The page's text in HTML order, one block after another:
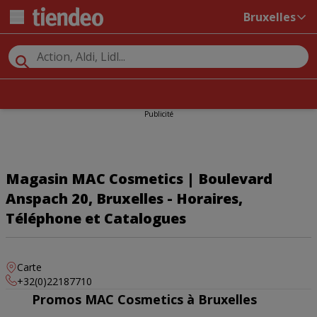
Bruxelles
Publicité
Magasin MAC Cosmetics | Boulevard
Anspach 20, Bruxelles - Horaires,
Téléphone et Catalogues
Carte
+32(0)22187710
Promos MAC Cosmetics à Bruxelles